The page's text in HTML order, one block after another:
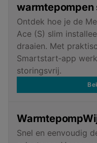
warmtepompen
Ontdek hoe je de
Ace (S) slim
draaien. Met
Smartstart‑app
storingsvrij.
Snel en eenvoudig